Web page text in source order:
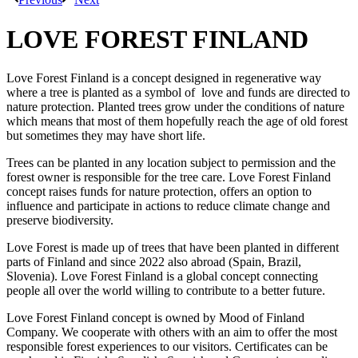
LOVE FOREST FINLAND
Love Forest Finland is a concept designed in regenerative way
where a tree is planted as a symbol of love and funds are directed to
nature protection. Planted trees grow under the conditions of nature
which means that most of them hopefully reach the age of old forest
but sometimes they may have short life.
Trees can be planted in any location subject to permission and the
forest owner is responsible for the tree care. Love Forest Finland
concept raises funds for nature protection, offers an option to
influence and participate in actions to reduce climate change and
preserve biodiversity.
Love Forest is made up of trees that have been planted in different
parts of Finland and since 2022 also abroad (Spain, Brazil,
Slovenia). Love Forest Finland is a global concept connecting
people all over the world willing to contribute to a better future.
Love Forest Finland concept is owned by Mood of Finland
Company. We cooperate with others with an aim to offer the most
responsible forest experiences to our visitors. Certificates can be